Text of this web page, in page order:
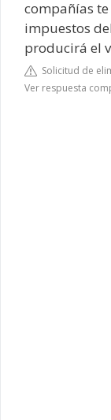
compañías
impuestos
producirá el
Solicitud de
Ver respuesta